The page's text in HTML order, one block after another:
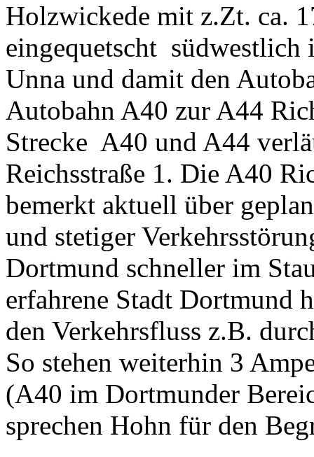
Holzwickede mit z.Zt. ca.
eingequetscht
Unna und damit den
Autobahn A40 zur A44
Strecke A40 und A44
Reichsstraße 1. Die A40
bemerkt aktuell über
und stetiger
Dortmund schneller im
erfahrene Stadt Dortmund
den Verkehrsfluss z.B.
So stehen weiterhin 3
(A40 im Dortmunder
sprechen Hohn für den